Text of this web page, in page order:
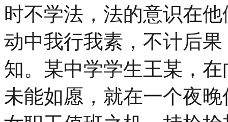
时不学法，法的意识在
动中我行我素，不计后
知。某中学学生王某，
未能如愿，就在一个夜